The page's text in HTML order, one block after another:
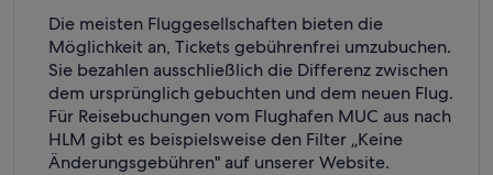
Die meisten Fluggesellschaften bieten die
Möglichkeit an, Tickets gebührenfrei umzubuchen.
Sie bezahlen ausschließlich die Differenz zwischen
dem ursprünglich gebuchten und dem neuen Flug.
Für Reisebuchungen vom Flughafen MUC aus nach
HLM gibt es beispielsweise den Filter „Keine
Änderungsgebühren" auf unserer Website.